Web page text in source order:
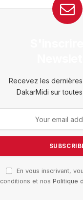
Recevez les
DakarMidi sur
En vous inscrivant,
conditions et nosPolitique